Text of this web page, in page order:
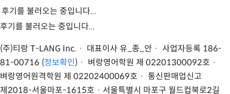
후기를 불러오는 중입니다...
후기를 불러오는 중입니다...
(주)티랑 T-LANG Inc. · 대표이사 유_종_안 · 사업자등록 186-
81-00716 (정보확인) · 벼랑영어학원 제 02201300092호 ·
벼랑영어원격학원 제 02202400069호 · 통신판매업신고
제2018-서울마포-1615호 · 서울특별시 마포구 월드컵북로2길